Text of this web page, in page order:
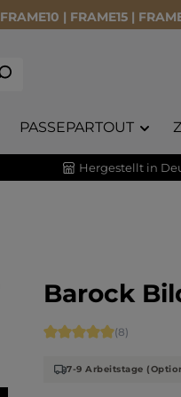
FRAME10 | FRAME15 |
PASSEPARTOUT
Hergestellt in
Barock
Durchschnittliche
(8)
7-9 Arbeitstage